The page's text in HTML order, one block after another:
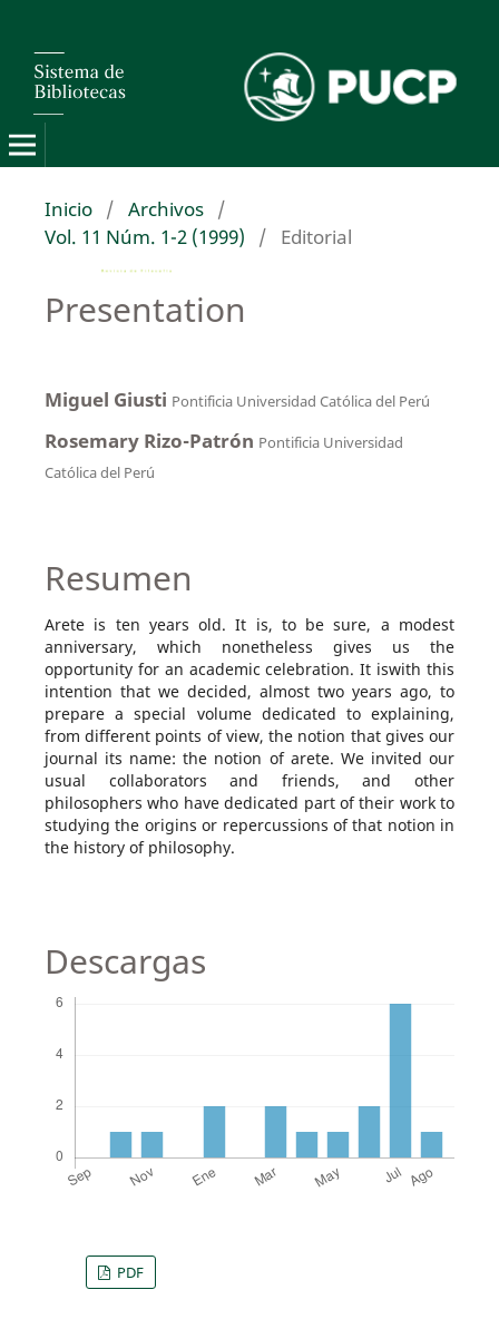
Inicio / Archivos /
Vol. 11 Núm. 1-2 (1999)
/ Editorial
Presentation
Miguel Giusti Pontificia Universidad Católica del Perú
Rosemary Rizo-Patrón Pontificia Universidad
Católica del Perú
Resumen
Arete is ten years old. It is, to be sure, a modest
anniversary, which nonetheless gives us the
opportunity for an academic celebration. It iswith this
intention that we decided, almost two years ago, to
prepare a special volume dedicated to explaining,
from different points of view, the notion that gives our
journal its name: the notion of arete. We invited our
usual collaborators and friends, and other
philosophers who have dedicated part of their work to
studying the origins or repercussions of that notion in
the history of philosophy.
Descargas
PDF